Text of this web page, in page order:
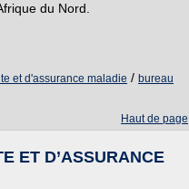
du Nord.
et d'assurance maladie / bureau
Haut de page
ET D’ASSURANCE